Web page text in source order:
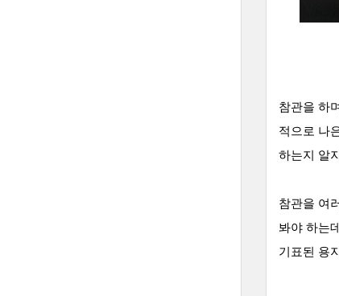
참관을 하
적으로 나
하는지 알
참관을 여
봐야 하는
기표된 용